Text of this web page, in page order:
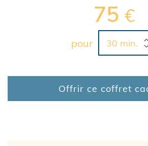
75 €
pour
Offrir ce coffret